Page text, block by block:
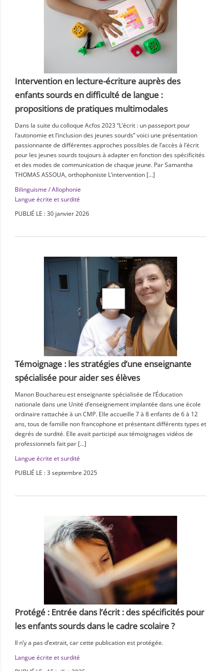
Intervention en lecture-écriture auprès des
enfants sourds en difficulté de langue :
propositions de pratiques multimodales
Dans la suite du colloque Acfos 2023 “L’écrit : un passeport pour
l’autonomie et l’inclusion des jeunes sourds” voici une présentation
passionnante de différentes approches possibles de l’accès à l’écrit
pour les jeunes sourds toujours à adapter en fonction des spécificités
et des modes de communication de chaque jeune. Par Samantha
THOMAS ASSOUA, orthophoniste L’intervention […]
Bilinguisme / Allophonie
Langue écrite et surdité
PUBLIÉ LE : 30 janvier 2026
Témoignage : les stratégies d’une enseignante
spécialisée pour aider ses élèves
Manon Bouchareu est enseignante spécialisée de l’Éducation
nationale dans une Unité d’enseignement implantée dans une école
ordinaire rattachée à un CMP. Elle accueille 7 à 8 enfants de 6 à 12
ans, tous de famille non francophone et présentant différents types et
degrés de surdité. Elle avait participé aux témoignages vidéos de
professionnels fait par […]
Langue écrite et surdité
PUBLIÉ LE : 3 septembre 2025
Protégé : Entrée dans l’écrit : des spécificités pour
les enfants sourds dans le cadre scolaire ?
Il n’y a pas d’extrait, car cette publication est protégée.
Langue écrite et surdité